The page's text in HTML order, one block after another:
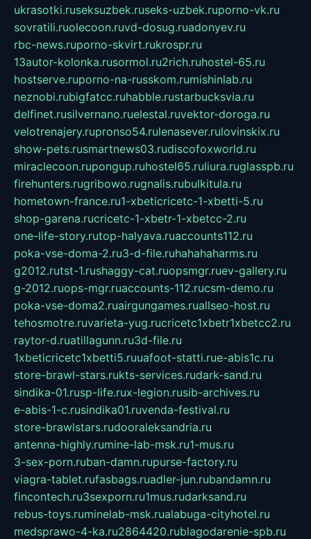
ukrasotki.ruseksuzbek.ruseks-uzbek.ruporno-vk.ru
sovratili.ruolecoon.ruvd-dosug.ruadonyev.ru
rbc-news.ruporno-skvirt.rukrospr.ru
13autor-kolonka.rusormol.ru2rich.ruhostel-65.ru
hostserve.ruporno-na-russkom.rumishinlab.ru
neznobi.rubigfatcc.ruhabble.rustarbucksvia.ru
delfinet.rusilvernano.ruelestal.ruvektor-doroga.ru
velotrenajery.rupronso54.rulenasever.rulovinskix.ru
show-pets.rusmartnews03.rudiscofoxworld.ru
miraclecoon.rupongup.ruhostel65.ruliura.ruglasspb.ru
firehunters.rugribowo.rugnalis.rubulkitula.ru
hometown-france.ru1-xbeticricetc-1-xbetti-5.ru
shop-garena.rucricetc-1-xbetr-1-xbetcc-2.ru
one-life-story.rutop-halyava.ruaccounts112.ru
poka-vse-doma-2.ru3-d-file.ruhahahaharms.ru
g2012.rutst-1.rushaggy-cat.ruopsmgr.ruev-gallery.ru
g-2012.ruops-mgr.ruaccounts-112.rucsm-demo.ru
poka-vse-doma2.ruairgungames.ruallseo-host.ru
tehosmotre.ruvarieta-yug.rucricetc1xbetr1xbetcc2.ru
raytor-d.ruatillagunn.ru3d-file.ru
1xbeticricetc1xbetti5.ruuafoot-statti.rue-abis1c.ru
store-brawl-stars.rukts-services.rudark-sand.ru
sindika-01.rusp-life.rux-legion.rusib-archives.ru
e-abis-1-c.rusindika01.ruvenda-festival.ru
store-brawlstars.rudooraleksandria.ru
antenna-highly.rumine-lab-msk.ru1-mus.ru
3-sex-porn.ruban-damn.rupurse-factory.ru
viagra-tablet.rufasbags.ruadler-jun.rubandamn.ru
fincontech.ru3sexporn.ru1mus.rudarksand.ru
rebus-toys.ruminelab-msk.rualabuga-cityhotel.ru
medsprawo-4-ka.ru2864420.rublagodarenie-spb.ru